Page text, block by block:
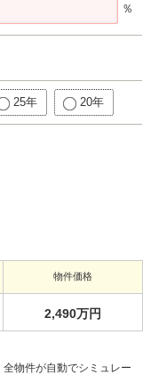
％
25年 20年
物件価格
2,490万円
物件が自動でシミュレー